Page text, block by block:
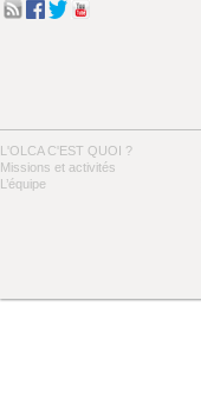
L'OLCA C'EST QUOI ?
Missions et activités
L’équipe